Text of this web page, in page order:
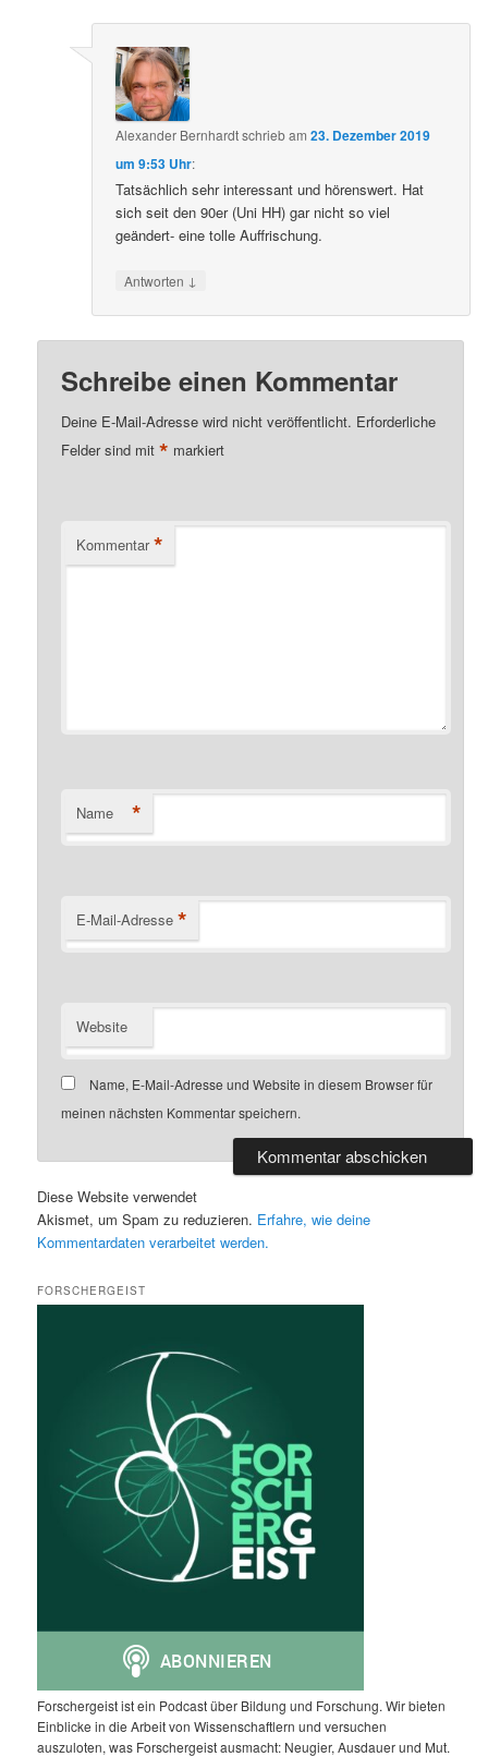
Alexander Bernhardtschriebam23. Dezember 2019
um 9:53 Uhr:
Tatsächlich sehr interessant und hörenswert. Hat
sich seit den 90er (Uni HH) gar nicht so viel
geändert- eine tolle Auffrischung.
Antworten ↓
Schreibe einen Kommentar
Deine E-Mail-Adresse wird nicht veröffentlicht. Erforderliche
Felder sind mit* markiert
Kommentar *
Name *
E-Mail-Adresse *
Website
Name, E-Mail-Adresse und Website in diesem Browser für
meinen nächsten Kommentar speichern.
Diese Website verwendet
Akismet, um Spam zu reduzieren. Erfahre, wie deine
Kommentardaten verarbeitet werden.
FORSCHERGEIST
Forschergeist ist ein Podcast über Bildung und Forschung. Wir bieten
Einblicke in die Arbeit von Wissenschaftlern und versuchen
auszuloten, was Forschergeist ausmacht: Neugier, Ausdauer und Mut.